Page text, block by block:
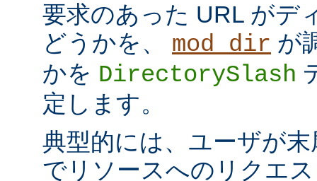
要求のあった URL がデ
どうかを、 mod_dir が
かを DirectorySlash
定します。
典型的には、ユーザが
でリソースへのリクエ